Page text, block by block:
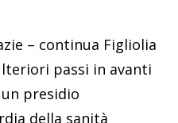
– continua Figliolia
passi in avanti
presidio
della sanità